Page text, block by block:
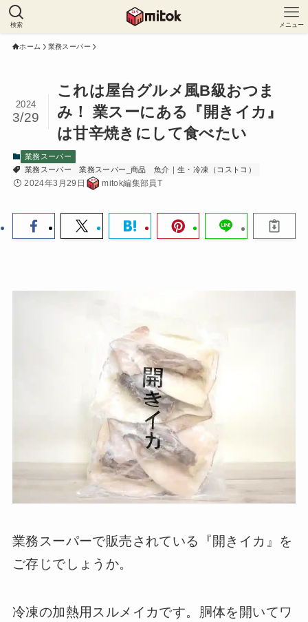
検索 メニュー
ホーム 業務スーパー
これは屋台グルメ風B級おつま
み！ 業スーにある『開きイカ』
は甘辛焼きにして食べたい
2024
3/29
業務スーパー
業務スーパー
業務スーパー_商品 魚介｜生・冷凍（コストコ）
2024年3月29日 mitok編集部員T
業務スーパーで販売されている『開きイカ』を
ご存じでしょうか。
冷凍の加熱用スルメイカです。胴体を開いてワ